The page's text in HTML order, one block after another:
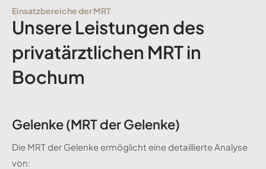
Einsatzbereiche der MRT
Unsere Leistungen des
privatärztlichen MRT in
Bochum
Gelenke (MRT der Gelenke)
Die MRT der Gelenke ermöglicht eine detaillierte Analyse
von: